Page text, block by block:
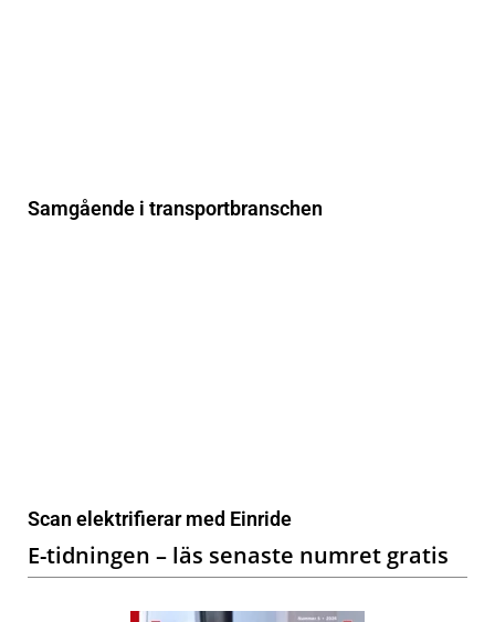
Samgående i transportbranschen
Scan elektrifierar med Einride
E-tidningen – läs senaste numret gratis